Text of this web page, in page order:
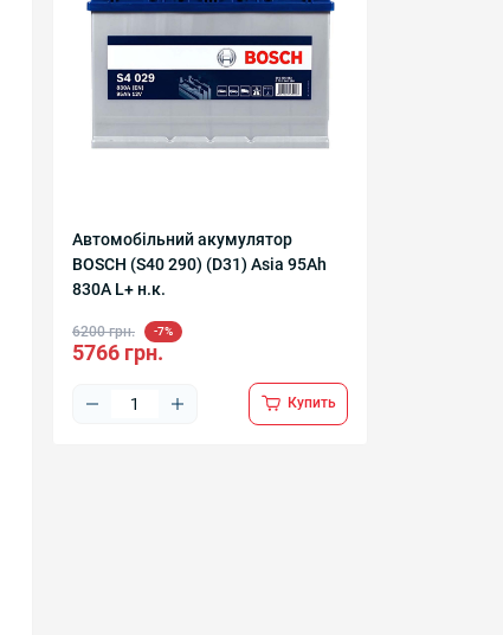
Автомобільний акумулятор
BOSCH (S40 290) (D31) Asia 95Ah
830A L+ н.к.
6200 грн. -7%
5766 грн.
Купить